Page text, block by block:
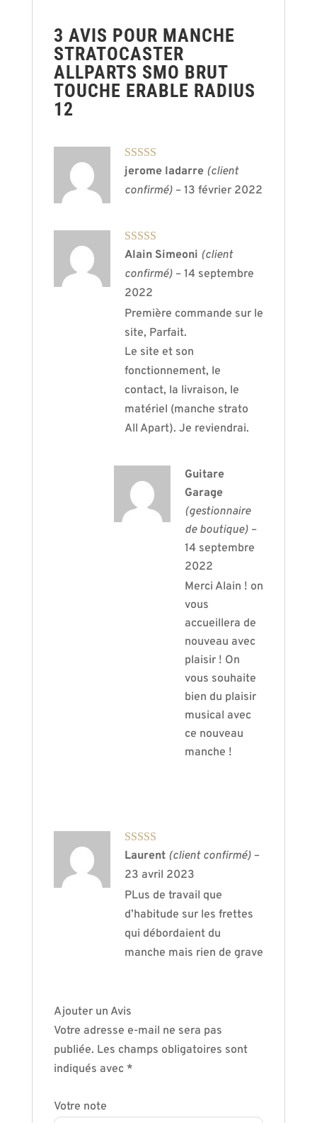
3 AVIS POUR MANCHE
STRATOCASTER
ALLPARTS SMO BRUT
TOUCHE ERABLE RADIUS
12
Note5sur 5
jerome ladarre (client
confirmé) – 13 février 2022
Note5 sur 5
Alain Simeoni (client
confirmé) – 14 septembre
2022
Première commande sur le
site, Parfait.
Le site et son
fonctionnement, le
contact, la livraison, le
matériel (manche strato
All Apart). Je reviendrai.
Guitare
Garage
(gestionnaire
de boutique) –
14 septembre
2022
Merci Alain ! on
vous
accueillera de
nouveau avec
plaisir ! On
vous souhaite
bien du plaisir
musical avec
ce nouveau
manche !
Note4sur
Laurent (client confirmé) –
23 avril 2023
PLus de travail que
d’habitude sur les frettes
qui débordaient du
manche mais rien de grave
Ajouter un Avis
Votre adresse e-mail ne sera pas
publiée. Les champs obligatoires sont
indiqués avec *
Votre note